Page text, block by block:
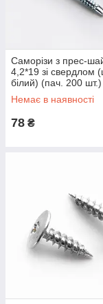
Саморізи з прес-
4,2*19 зі свердлом
білий) (пач. 200
Немає в наявності
78 ₴